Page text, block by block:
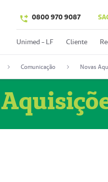
0800 970 9087
Unimed - LF Cliente
Comunicação Novas